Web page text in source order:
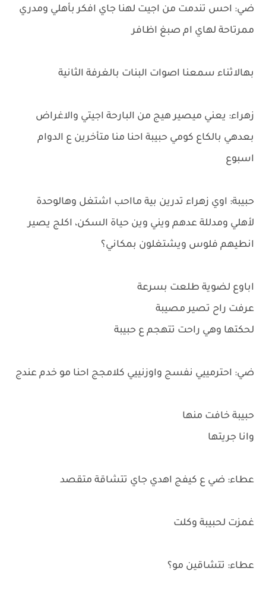
ضي: احس تندمت من اجيت لهنا جاي افكر بأهلي ومدري
ممرتاحة لهاي ام صبغ اظافر
بهالاثناء سمعنا اصوات البنات بالغرفة الثانية
زهراء: يعني ميصير هيج من البارحة اجيتي والاغراض
بعدهي بالكاع كومي حبيبة احنا منا متأخرين ع الدوام
اسبوع
حبيبة: اوي زهراء تدرين بية مااحب اشتغل وهالوحدة
لأهلي ومدللة عدهم ويني وين حياة السكن، اكلج يصير
انطيهم فلوس ويشتغلون بمكاني؟
اباوع لضوية طلعت بسرعة
عرفت راح تصير مصيبة
لحكتها وهي راحت تتهجم ع حبيبة
ضي: احترمييي نفسج واوزنييي كلامجج احنا مو خدم عندج
حبيبة خافت منها
وانا جريتها
عطاء: ضي ع كيفج اهدي جاي تتشاقة متقصد
غمزت لحبيبة وكلت
عطاء: تتشاقين مو؟